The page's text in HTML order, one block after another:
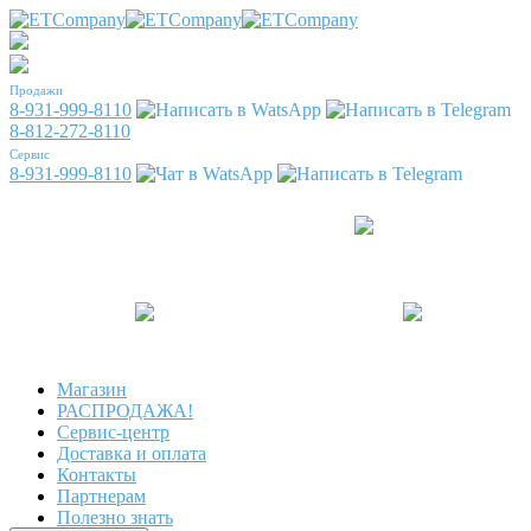
Продажи
8-931-999-8110
8-812-272-8110
Сервис
8-931-999-8110
Магазин
РАСПРОДАЖА!
Сервис-центр
Доставка и оплата
Контакты
Партнерам
Полезно знать